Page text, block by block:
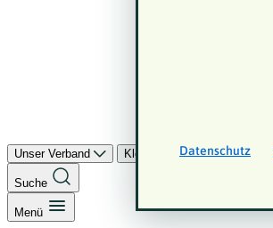
Unser Verband Kleinwuchs
Suche
Menü
Datenschutz